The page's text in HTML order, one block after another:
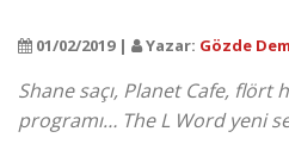
01/02/2019 | Yazar: Gözde
Shane saçı, Planet Cafe, flört
programı… The L Word yeni